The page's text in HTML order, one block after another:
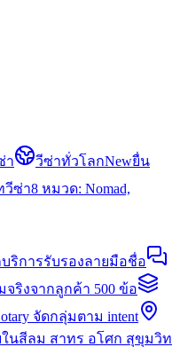
า วีซ่าทั่วโลกNewยื่น
วีซ่า8 หมวด: Nomad,
ริการรับรองลายมือชื่อ
จริงจากลูกค้า 500 ข้อ
จัดกลุ่มตาม intent
นสีลม สาทร อโศก สุขุมวิท